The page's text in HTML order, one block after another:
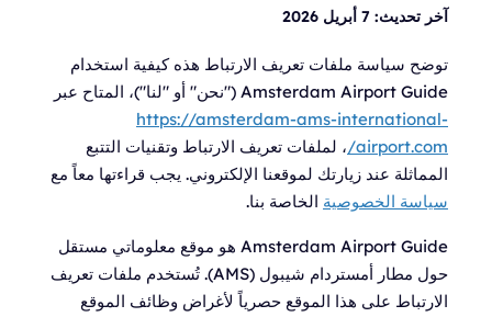
آخر تحديث: 7 أبريل 2026
توضح سياسة ملفات تعريف الارتباط هذه كيفية استخدام
Amsterdam Airport Guide ("نحن" أو "لنا")، المتاح عبر
https://amsterdam-ams-international-
airport.com/ ، لملفات تعريف الارتباط وتقنيات التتبع
المماثلة عند زيارتك لموقعنا الإلكتروني. يجب قراءتها معاً مع
سياسة الخصوصية الخاصة بنا.
Amsterdam Airport Guide هو موقع معلوماتي مستقل
حول مطار أمستردام شيبول (AMS). تُستخدم ملفات تعريف
الارتباط على هذا الموقع حصرياً لأغراض وظائف الموقع